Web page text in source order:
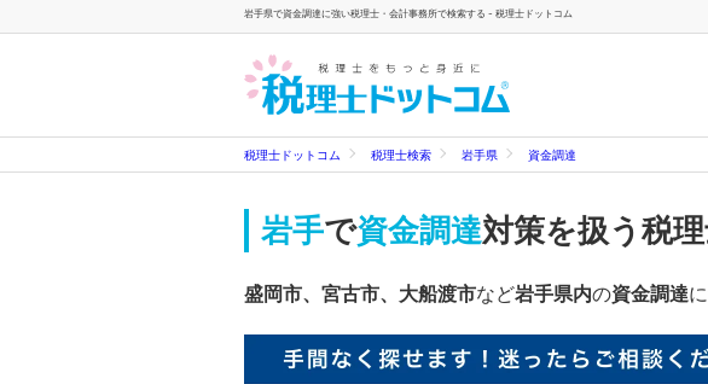
岩手県で資金調達に強い税理士・会計事務所で検索する - 税理士ドットコム
税理士ドットコム 税理士検索 岩手県 資金調達
岩手で資金調達対策を扱う税
盛岡市、宮古市、大船渡市など岩手県内の資金調達